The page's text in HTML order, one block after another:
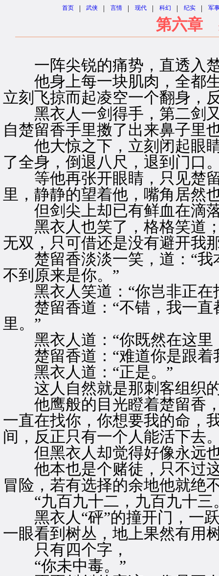
首页 | 武侠 | 言情 | 现代 | 科幻 | 纪实 | 军
第六章
一阵尖锐的痛势，直透入
他身上每一块肌肉，全都生
立刻飞掠而起凌空一个翻身，
黑衣人一剑得手，第二剑又
自楚留香手里擞了出来鼻子里
他大惊之下，立刻闭起眼睛
了全身，倒退八尺，退到门口
等他再张开眼睛，只见楚留
里，静静的望着他，嘴角居然
但剑尖上却已有鲜血在滴
黑衣人也笑了，格格笑道；
无双，只可借还是没有避开我
楚留香淡淡一笑，道：“我
不到原来是你。”
黑衣人笑道：“你岂非正在
楚留香道：“不错，我一直
里。”
黑衣人道：“你既然在这里
楚留香道：“难道你是跟着
黑衣人道：“正是。”
这人自然就是那刺客组织
他鹰般的目光瞪着楚留香，
一直在找你，你想要我的命，
间，反正只有一个人能活下去
但黑衣人却觉得好像永远
他本也是个赌徒，只不过这
冒险，若有选择的余地他就绝
“九百九十二，九百九十三
黑衣人“砰”的撞开门，一跃
一眼看到树丛，地上果然有用
只有四个字，
“你未中毒。”